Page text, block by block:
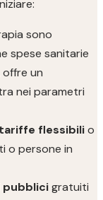
sono
spese sanitarie
un
nei parametri
tariffe flessibilio
o persone in
pubblicigratuiti